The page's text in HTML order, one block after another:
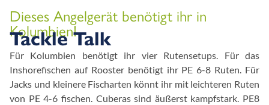
Dieses Angelgerät benötigt ihr in
Kolumbien!
Tackle Talk
Für Kolumbien benötigt ihr vier Rutensetups. Für das
Inshorefischen auf Rooster benötigt ihr PE 6-8 Ruten. Für
Jacks und kleinere Fischarten könnt ihr mit leichteren Ruten
von PE 4-6 fischen. Cuberas sind äußerst kampfstark. PE8